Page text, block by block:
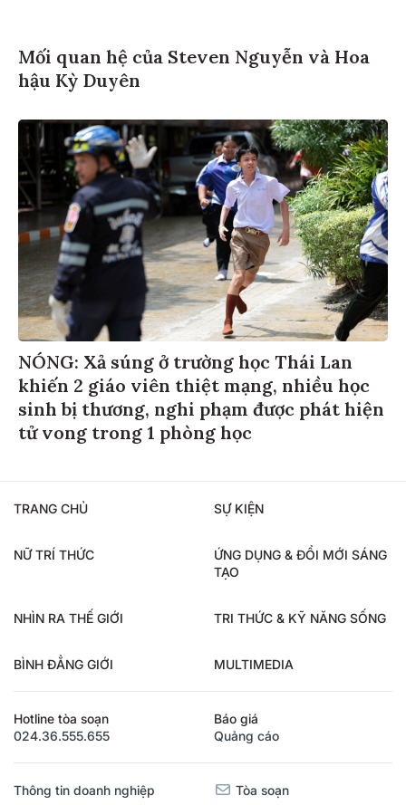
Mối quan hệ của Steven Nguyễn và Hoa
hậu Kỳ Duyên
NÓNG: Xả súng ở trường học Thái Lan
khiến 2 giáo viên thiệt mạng, nhiều học
sinh bị thương, nghi phạm được phát hiện
tử vong trong 1 phòng học
TRANG CHỦ SỰ KIỆN
NỮ TRÍ THỨC
ỨNG DỤNG & ĐỔI MỚI SÁNG
TẠO
NHÌN RA THẾ GIỚI TRI THỨC & KỸ NĂNG SỐNG
BÌNH ĐẲNG GIỚI MULTIMEDIA
Hotline tòa soạn
024.36.555.655
Báo giá
Quảng cáo
Thông tin doanh nghiệp Tòa soạn